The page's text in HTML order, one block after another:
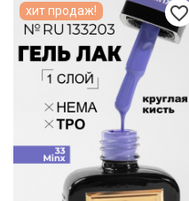
favorite_border
хит продаж!